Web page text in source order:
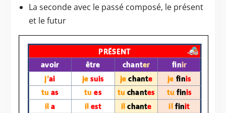
La seconde avec le passé composé, le présent
et le futur